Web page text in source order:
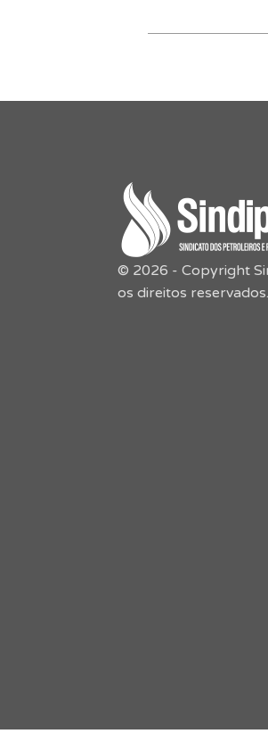
© 2026 - Copyright
os direitos reservados.